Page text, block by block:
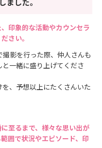
印象的な活動やカウンセラ
さい。
影を行った際、仲人さんも
一緒に盛り上げてくださ
、予想以上にたくさんいた
至るまで、様々な思い出が
囲で状況やエピソード、印